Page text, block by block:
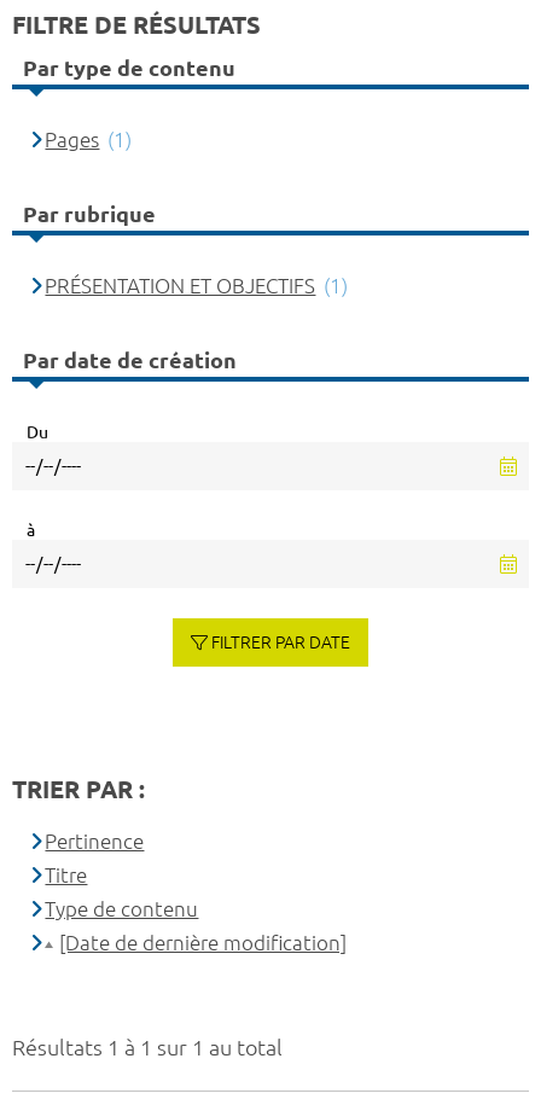
Résultats 1 à 1 sur 1 au total
FILTRE DE RÉSULTATS
Par type de contenu
Pages (1)
Par rubrique
PRÉSENTATION ET OBJECTIFS (1)
Par date de création
Du
à
FILTRER PAR DATE
TRIER PAR :
Pertinence
Titre
Type de contenu
[Date de dernière modification]